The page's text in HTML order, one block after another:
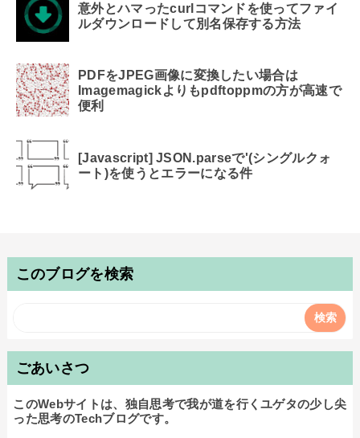
意外とハマったcurlコマンドを使ってファイ
ルダウンロードして別名保存する方法
PDFをJPEG画像に変換したい場合は
Imagemagickよりもpdftoppmの方が高速で
便利
[Javascript] JSON.parseで'(シングルクォ
ート)を使うとエラーになる件
このブログを検索
ごあいさつ
このWebサイトは、独自思考で我が道を行くユゲタの少し尖
った思考のTechブログです。